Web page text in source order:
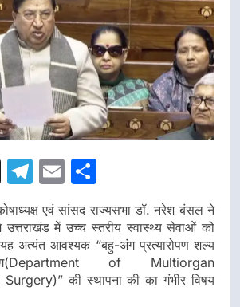
X Telegram
Email
एवं सांसद राज्यसभा डॉ. नरेश बंसल ने
में उच्च स्तरीय स्वास्थ्य सेवाओं को
अत्यंत आवश्यक “बहु-अंग प्रत्यारोपण शल्य
of Multiorgan
की स्थापना की का गंभीर विषय